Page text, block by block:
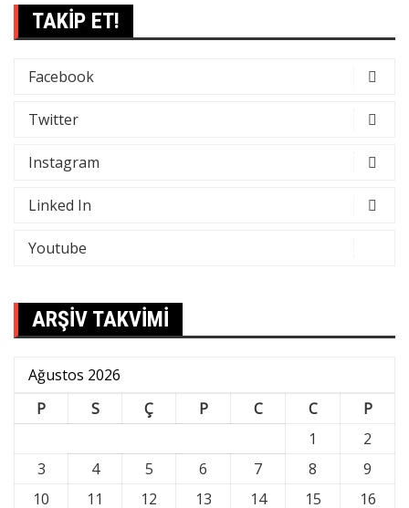
TAKİP ET!
Facebook
Twitter
Instagram
Linked In
Youtube
ARŞİV TAKVİMİ
Ağustos 2026
P
S Ç P C C
P
1
2
3
4 5 6 7 8
9
10
11 12 13 14 15 16